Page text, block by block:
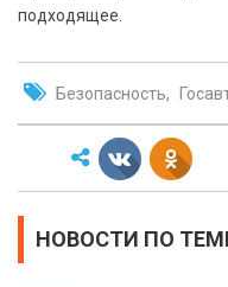
подходящее.
Безопасность
НОВОСТИ ПО